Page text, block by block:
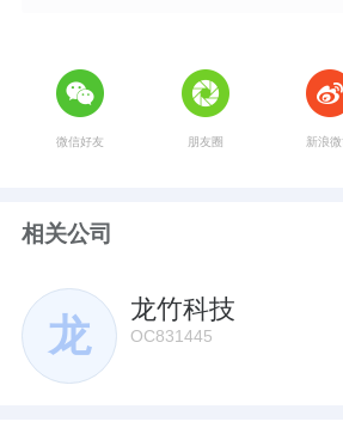
微信好友 朋友圈 新浪微
相关公司
龙
龙竹科技
OC831445